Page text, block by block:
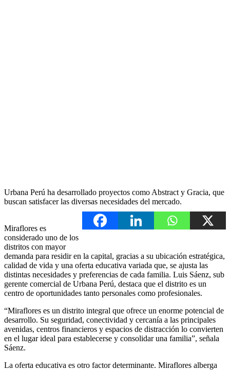
Urbana Perú ha desarrollado proyectos como Abstract y Gracia, que
buscan satisfacer las diversas necesidades del mercado.
Miraflores es
considerado uno de los
distritos con mayor
demanda para residir en la capital, gracias a su ubicación estratégica,
calidad de vida y una oferta educativa variada que, se ajusta las
distintas necesidades y preferencias de cada familia. Luis Sáenz, sub
gerente comercial de Urbana Perú, destaca que el distrito es un
centro de oportunidades tanto personales como profesionales.
“Miraflores es un distrito integral que ofrece un enorme potencial de
desarrollo. Su seguridad, conectividad y cercanía a las principales
avenidas, centros financieros y espacios de distracción lo convierten
en el lugar ideal para establecerse y consolidar una familia”, señala
Sáenz.
La oferta educativa es otro factor determinante. Miraflores alberga